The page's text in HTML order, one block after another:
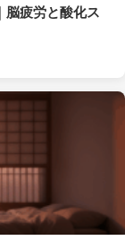
脳疲労と酸化ス